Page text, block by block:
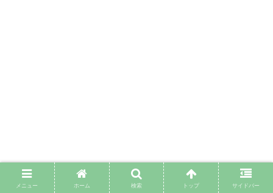
メニュー ホーム 検索 トップ サイドバー